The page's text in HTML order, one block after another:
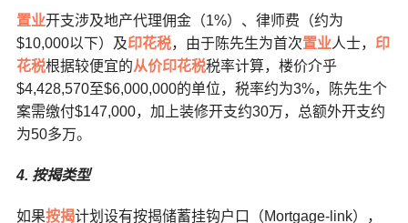
置业开支涉及地产代理佣金（1%）、律师费（约为
$10,000以下）及印花税，由于陈先生为首次置业人士， 印
花税根据较便宜的从价印花税税率计算，楼价介乎
$4,428,570至$6,000,000的单位，税率约为3%，陈先生个
案需缴付$147,000，加上装修开支约30万，总额外开支约
为50多万。
4. 按揭类型
如果按揭计划设有按揭储蓄挂钩户口（Mortgage-link），